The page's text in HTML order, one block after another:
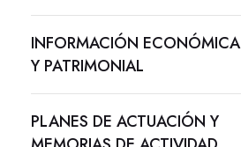
INFORMACIÓN ECONÓMICA
Y PATRIMONIAL
PLANES DE ACTUACIÓN Y